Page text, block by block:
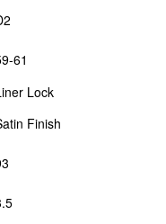
61
Lock
Finish